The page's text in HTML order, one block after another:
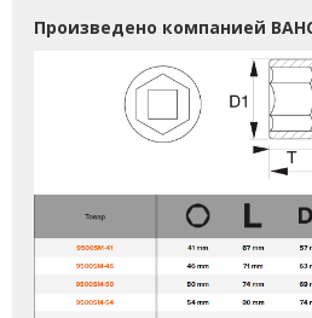
Произведено компанией